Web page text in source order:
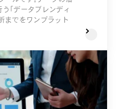
う「データブレンディ
までをワンプラット